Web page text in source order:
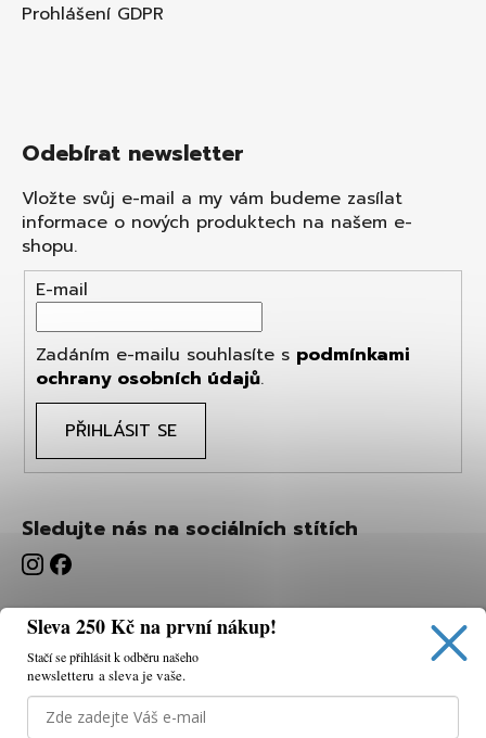
Používáme cookies, abychom vám umožnili pohodlné
prohlížení webu a díky analýze webu neustále zlepšovat
Prohlášení GDPR
Odebírat newsletter
Vložte svůj e-mail a my vám budeme zasílat
informace o nových produktech na našem e-
shopu.
E-mail
Zadáním e-mailu souhlasíte s podmínkami
ochrany osobních údajů.
PŘIHLÁSIT SE
Sledujte nás na sociálních stítích
Sleva 250 Kč na první nákup!
Stačí se přihlásit k odběru našeho
newsletteru a sleva je vaše.